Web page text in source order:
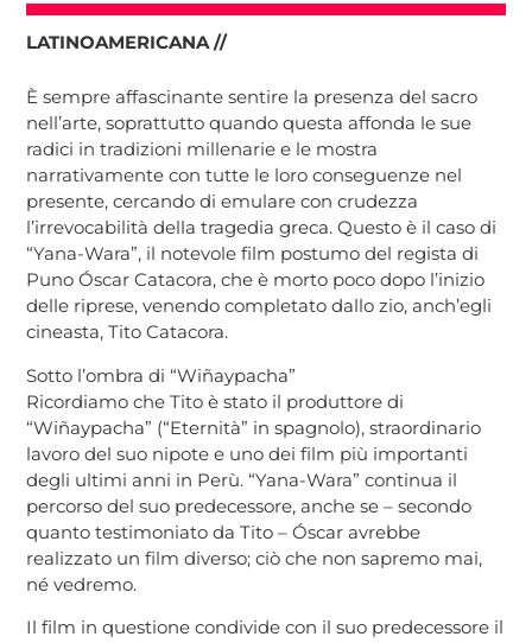
LATINOAMERICANA //
È sempre affascinante sentire la presenza del sacro
nell’arte, soprattutto quando questa affonda le sue
radici in tradizioni millenarie e le mostra
narrativamente con tutte le loro conseguenze nel
presente, cercando di emulare con crudezza
l’irrevocabilità della tragedia greca. Questo è il caso di
“Yana-Wara”, il notevole film postumo del regista di
Puno Óscar Catacora, che è morto poco dopo l’inizio
delle riprese, venendo completato dallo zio, anch’egli
cineasta, Tito Catacora.
Sotto l’ombra di “Wiñaypacha”
Ricordiamo che Tito è stato il produttore di
“Wiñaypacha” (“Eternità” in spagnolo), straordinario
lavoro del suo nipote e uno dei film più importanti
degli ultimi anni in Perù. “Yana-Wara” continua il
percorso del suo predecessore, anche se – secondo
quanto testimoniato da Tito – Óscar avrebbe
realizzato un film diverso; ciò che non sapremo mai,
né vedremo.
Il film in questione condivide con il suo predecessore il